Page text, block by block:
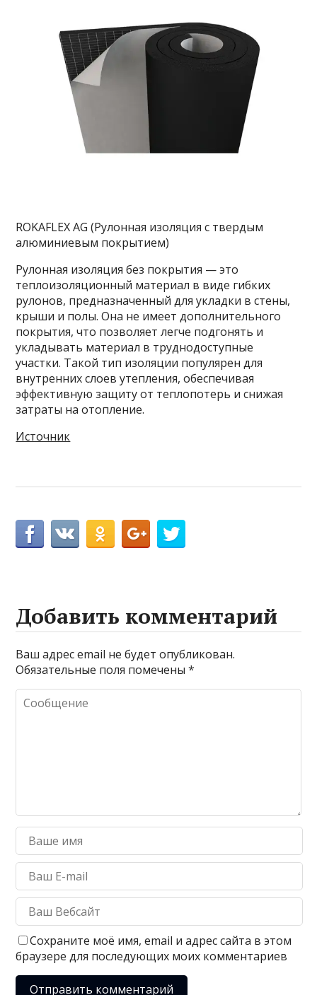
ROKAFLEX AG (Рулонная изоляция с твердым
алюминиевым покрытием)
Рулонная изоляция без покрытия — это
теплоизоляционный материал в виде гибких
рулонов, предназначенный для укладки в стены,
крыши и полы. Она не имеет дополнительного
покрытия, что позволяет легче подгонять и
укладывать материал в труднодоступные
участки. Такой тип изоляции популярен для
внутренних слоев утепления, обеспечивая
эффективную защиту от теплопотерь и снижая
затраты на отопление.
Источник
Добавить комментарий
Ваш адрес email не будет опубликован.
Обязательные поля помечены*
Сохраните моё имя, email и адрес сайта в этом
браузере для последующих моих комментариев